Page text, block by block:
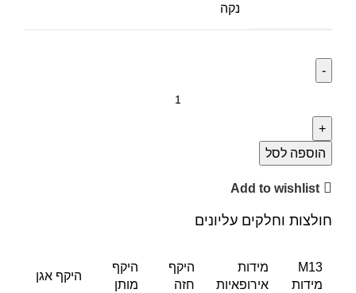
נקה
הוספה לסל
Add to wishlist
חולצות וחלקים עליונים
M13
מידות
מידות
אירופאיות
היקף
חזה
היקף
מותן
היקף אגן